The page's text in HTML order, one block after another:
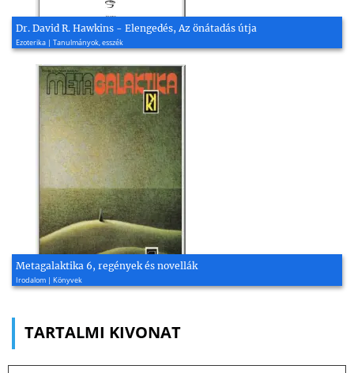
Dr. David R. Hawkins - Elengedés, Az önátadás útja
Ezoterika | Tanulmányok, esszék
Metagalaktika 6, regények és novellák
Irodalom | Könyvek
TARTALMI KIVONAT